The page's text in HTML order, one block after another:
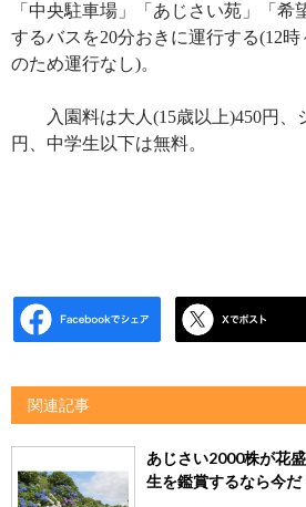
「中央駐車場」「あじさい苑」「希
するバスを20分おきに運行する(12時
のため運行なし)。
入園料は大人(15歳以上)450円、
円、中学生以下は無料。
関連記事
あじさい2000株が花
生を鑑賞するなら今だ